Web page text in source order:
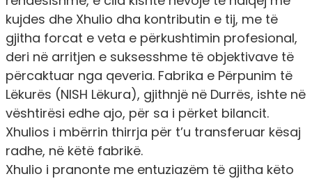
kujdes dhe Xhulio dha kontributin e tij, me të
gjitha forcat e veta e përkushtimin profesional,
deri në arritjen e suksesshme të objektivave të
përcaktuar nga qeveria. Fabrika e Përpunim të
Lëkurës (NISH Lëkura), gjithnjë në Durrës, ishte në
vështirësi edhe ajo, për sa i përket bilancit.
Xhulios i mbërrin thirrja për t’u transferuar kësaj
radhe, në këtë fabrikë.
Xhulio i pranonte me entuziazëm të gjitha këto